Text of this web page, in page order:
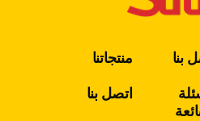
بنا
منتجاتنا
اتصل بنا